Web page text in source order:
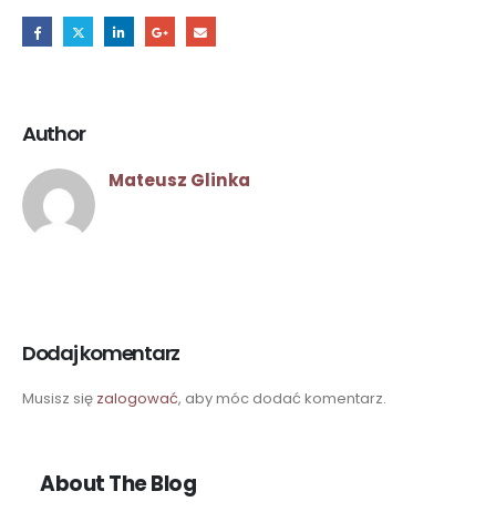
Author
Mateusz Glinka
Dodaj komentarz
Musisz się zalogować, aby móc dodać komentarz.
About The Blog